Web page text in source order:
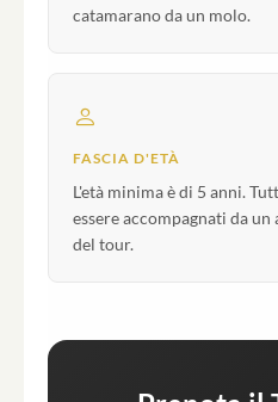
catamarano da un molo.
FASCIA D'ETÀ
L'età minima è di 5 anni.
essere accompagnati da
del tour.